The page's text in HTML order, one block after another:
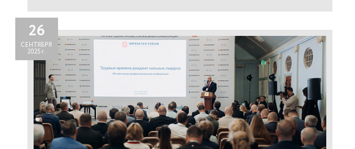
26
СЕНТЯБРЯ
2025 г.